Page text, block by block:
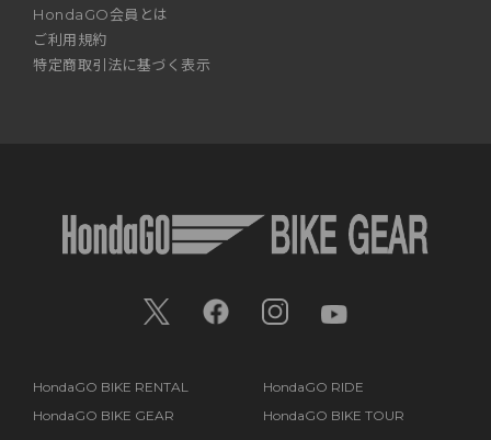
HondaGO会員とは
ご利用規約
特定商取引法に基づく表示
HondaGO BIKE RENTAL
HondaGO RIDE
HondaGO BIKE GEAR
HondaGO BIKE TOUR